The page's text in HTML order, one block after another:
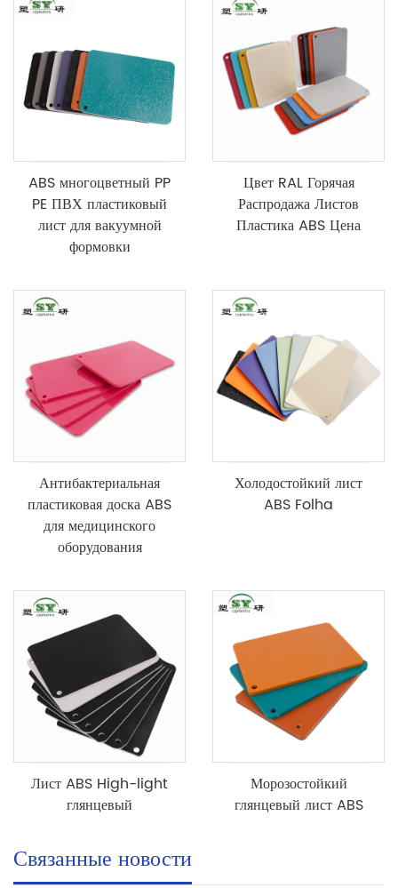
ABS многоцветный PP
PE ПВХ пластиковый
лист для вакуумной
формовки
Цвет RAL Горячая
Распродажа Листов
Пластика ABS Цена
Антибактериальная
пластиковая доска ABS
для медицинского
оборудования
Холодостойкий лист
ABS Folha
Лист ABS High-light
глянцевый
Морозостойкий
глянцевый лист ABS
Связанные новости